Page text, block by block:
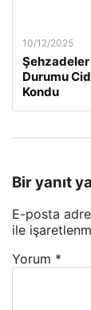
10/12/2025
Şehzadeler
Durumu
Kondu
Bir yanıt
E-posta
ile
Yorum *